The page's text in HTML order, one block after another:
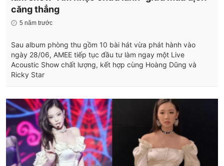
căng thẳng
5 năm trước
Sau album phòng thu gồm 10 bài hát vừa phát hành vào
ngày 28/06, AMEE tiếp tục đầu tư làm ngay một Live
Acoustic Show chất lượng, kết hợp cùng Hoàng Dũng và
Ricky Star